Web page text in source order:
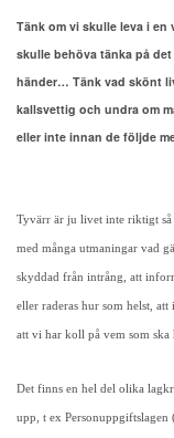
Tänk om vi skulle leva i
skulle behöva tänka på
händer… Tänk vad skönt
kallsvettig och undra om
eller inte innan de följde
Tyvärr är ju livet inte riktigt
med många utmaningar vad
skyddad från intrång, att
eller raderas hur som helst,
att vi har koll på vem som
Det finns en hel del olika
upp, t ex Personuppgiftslagen